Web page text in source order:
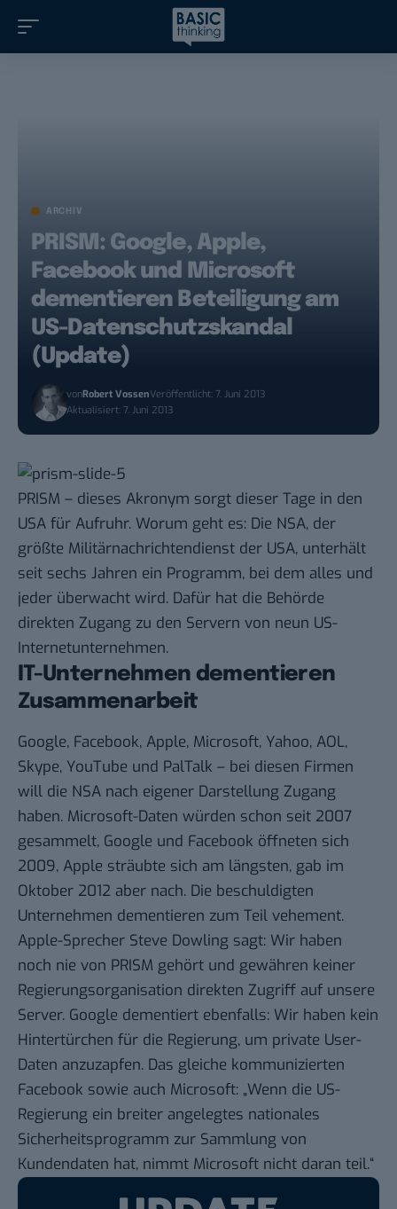
ARCHIV
PRISM: Google, Apple,
Facebook und Microsoft
dementieren Beteiligung am
US-Datenschutzskandal
(Update)
vonRobert VossenVeröffentlicht: 7. Juni 2013
Aktualisiert: 7. Juni 2013
PRISM – dieses Akronym sorgt dieser Tage in den
USA für Aufruhr. Worum geht es: Die NSA, der
größte Militärnachrichtendienst der USA, unterhält
seit sechs Jahren ein Programm, bei dem alles und
jeder überwacht wird. Dafür hat die Behörde
direkten Zugang zu den Servern von neun US-
Internetunternehmen.
IT-Unternehmen dementieren
Zusammenarbeit
Google, Facebook, Apple, Microsoft, Yahoo, AOL,
Skype, YouTube und PalTalk – bei diesen Firmen
will die NSA nach eigener Darstellung Zugang
haben. Microsoft-Daten würden schon seit 2007
gesammelt, Google und Facebook öffneten sich
2009, Apple sträubte sich am längsten, gab im
Oktober 2012 aber nach. Die beschuldigten
Unternehmen dementieren zum Teil vehement.
Apple-Sprecher Steve Dowling sagt: Wir haben
noch nie von PRISM gehört und gewähren keiner
Regierungsorganisation direkten Zugriff auf unsere
Server. Google dementiert ebenfalls: Wir haben kein
Hintertürchen für die Regierung, um private User-
Daten anzuzapfen. Das gleiche kommunizierten
Facebook sowie auch Microsoft: „Wenn die US-
Regierung ein breiter angelegtes nationales
Sicherheitsprogramm zur Sammlung von
Kundendaten hat, nimmt Microsoft nicht daran teil.“